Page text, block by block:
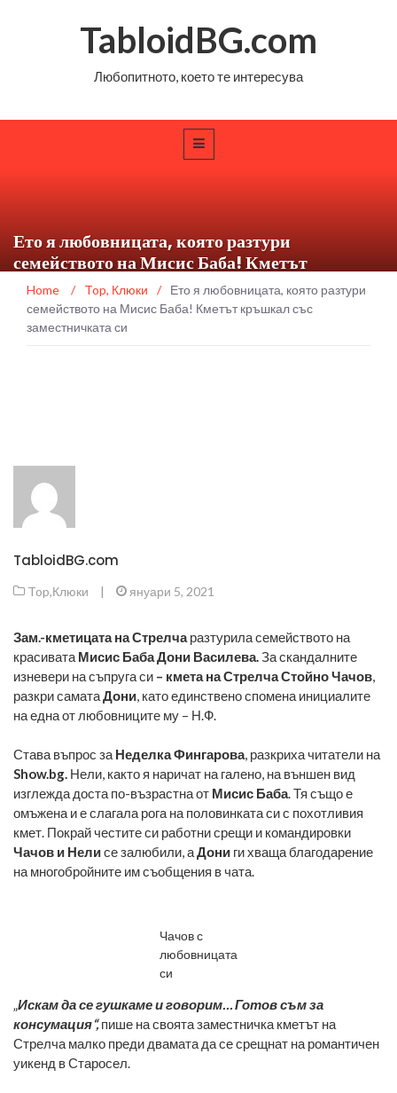
TabloidBG.com
Любопитното, което те интересува
Ето я любовницата, която разтури
семейството на Мисис Баба! Кметът
кръшкал със заместничката си
Home / Top, Клюки /
Ето я любовницата, която разтури
семейството на Мисис Баба! Кметът кръшкал със
заместничката си
TabloidBG.com
Top,Клюки | януари 5, 2021
Зам.-кметицата на Стрелча разтурила семейството на
красивата Мисис Баба Дони Василева. За скандалните
изневери на съпруга си – кмета на Стрелча Стойно Чачов
разкри самата Дони , като единствено спомена инициалите
на една от любовниците му – Н.Ф.
Става въпрос за Неделка Фингарова, разкриха читатели на
Show.bg. Нели, както я наричат на галено, на външен вид
изглежда доста по-възрастна от Мисис Баба. Тя също е
омъжена и е слагала рога на половинката си с похотливия
кмет. Покрай честите си работни срещи и командировки
Чачов и Нелисе залюбили, аДони ги хваща благодарение
на многобройните им съобщения в чата.
Чачов с
любовницата
си
Искам да се гушкаме и говорим… Готов съм за
консумация“,пише на своята заместничка кметът на
Стрелча малко преди двамата да се срещнат на романтичен
уикенд в Старосел.